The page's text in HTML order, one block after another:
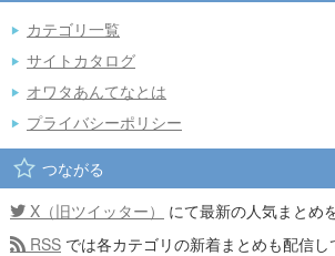
カテゴリ一覧
サイトカタログ
オワタあんてなとは
プライバシーポリシー
つながる
X（旧ツイッター）
にて最新の人気まとめ
RSS では各カテゴリの新着まとめも配信し